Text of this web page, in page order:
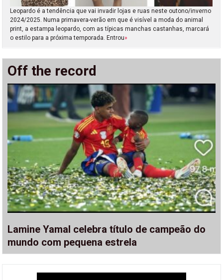
Leopardo é a tendência que vai invadir lojas e ruas neste outono/inverno
2024/2025. Numa primavera-verão em que é visível a moda do animal
print, a estampa leopardo, com as típicas manchas castanhas, marcará
o estilo para a próxima temporada. Entrou»
Off the record
Lamine Yamal celebra título de campeão do
mundo com pequena estrela